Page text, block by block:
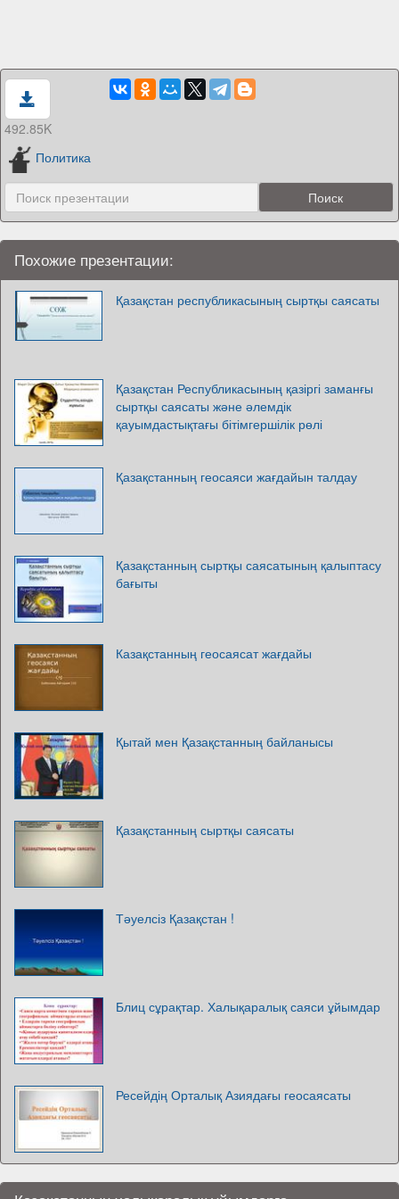
492.85K
Политика
Похожие презентации:
Қазақстан республикасының сыртқы саясаты
Қазақстан Республикасының қазіргі заманғы
сыртқы саясаты және әлемдік
қауымдастықтағы бітімгершілік рөлі
Қазақстанның геосаяси жағдайын талдау
Қазақстанның сыртқы саясатының қалыптасу
бағыты
Казақстанның геосаясат жағдайы
Қытай мен Қазақстанның байланысы
Қазақстанның сыртқы саясаты
Тәуелсіз Қазақстан !
Блиц сұрақтар. Халықаралық саяси ұйымдар
Ресейдің Орталық Азиядағы геосаясаты